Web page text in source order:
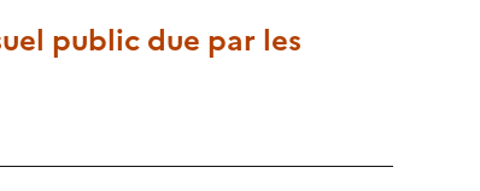
public due par les